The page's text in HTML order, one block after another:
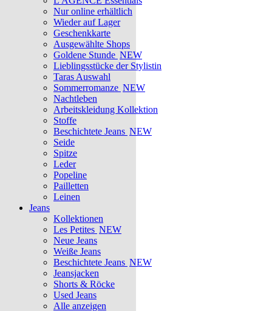
Nur online erhältlich
Wieder auf Lager
Geschenkkarte
Ausgewählte Shops
Goldene Stunde NEW
Lieblingsstücke der Stylistin
Taras Auswahl
Sommerromanze NEW
Nachtleben
Arbeitskleidung Kollektion
Stoffe
Beschichtete Jeans NEW
Seide
Spitze
Leder
Popeline
Pailletten
Leinen
Jeans
Kollektionen
Les Petites NEW
Neue Jeans
Weiße Jeans
Beschichtete Jeans NEW
Jeansjacken
Shorts & Röcke
Used Jeans
Alle anzeigen